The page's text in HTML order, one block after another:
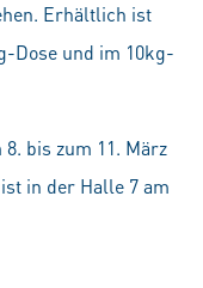
Erhältlich ist
Dose und im 10kg-
bis zum 11. März
in der Halle 7 am